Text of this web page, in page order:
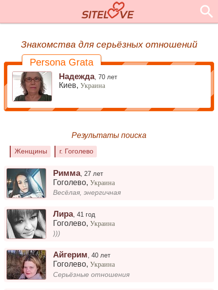
Знакомства для серьёзных отношений
Persona Grata
Надежда,70 лет
Киев,Украина
Результаты поиска
Женщины г. Гоголево
Римма, 27 лет
Гоголево,Украина
Весёлая, энергичная
Лира,41 год
Гоголево,Украина
)))
Айгерим,40 лет
Гоголево,Украина
Серьёзные отношения